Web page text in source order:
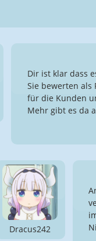
Dir ist klar dass
Sie bewerten
für die Kunden
Mehr gibt es da
Dracus242